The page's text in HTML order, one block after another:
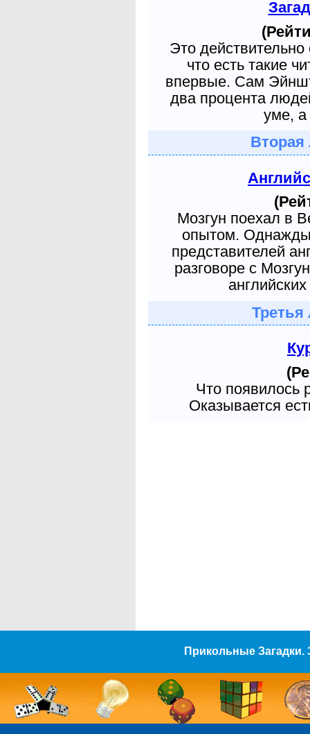
Это
что есть такие
впервые. Сам
два процента
уме, а
Вторая
Мозгун поехал в
опытом. Однажды
представителей
разговоре с
Третья
Что появилось
Оказывается
Прикольные Загадки.